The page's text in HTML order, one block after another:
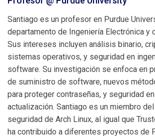
Santiago es un profesor en Purdue
departamento de Ingeniería Electrónica y
Sus intereses incluyen análisis binario,
sistemas operativos, y seguridad en
software. Su investigación se enfoca en
de suministro de software, nuevos
para proteger contraseñas, y seguridad
actualización. Santiago es un miembro
seguridad de Arch Linux, al igual que
ha contribuido a diferentes proyectos de